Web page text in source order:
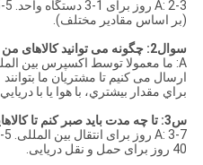
(بر اساس مقادیر مختلف).
سوال2: چگونه می توانید کالاهای من را به من تحویل دهید؟
ارسال می کنیم تا مشتریان ما بتوانند
براي مقدار بيشتري، با هوا يا با
س3: تا چه مدت باید صبر کنم تا کالاهایم برسند؟
40 روز برای حمل و نقل دریایی.